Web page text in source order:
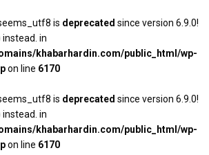
is deprecated since version 6.9.0!
in
khabarhardin.com/public_html/wp-
on line 6170
is deprecated since version 6.9.0!
in
khabarhardin.com/public_html/wp-
on line 6170